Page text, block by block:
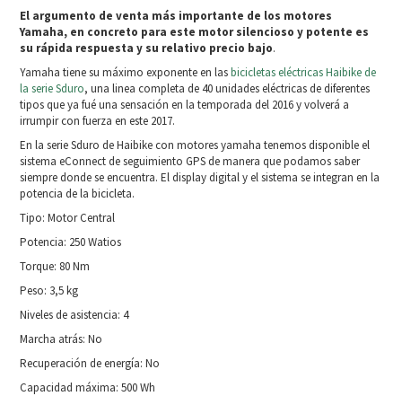
El argumento de venta más importante de los motores
Yamaha, en concreto para este motor silencioso y potente es
su rápida respuesta y su relativo precio bajo.
Yamaha tiene su máximo exponente en lasbicicletas eléctricas Haibike de
la serie Sduro, una linea completa de 40 unidades eléctricas de diferentes
tipos que ya fué una sensación en la temporada del 2016 y volverá a
irrumpir con fuerza en este 2017.
En la serie Sduro de Haibike con motores yamaha tenemos disponible el
sistema eConnect de seguimiento GPS de manera que podamos saber
siempre donde se encuentra. El display digital y el sistema se integran en la
potencia de la bicicleta.
Tipo: Motor Central
Potencia: 250 Watios
Torque: 80 Nm
Peso: 3,5 kg
Niveles de asistencia: 4
Marcha atrás: No
Recuperación de energía: No
Capacidad máxima: 500 Wh